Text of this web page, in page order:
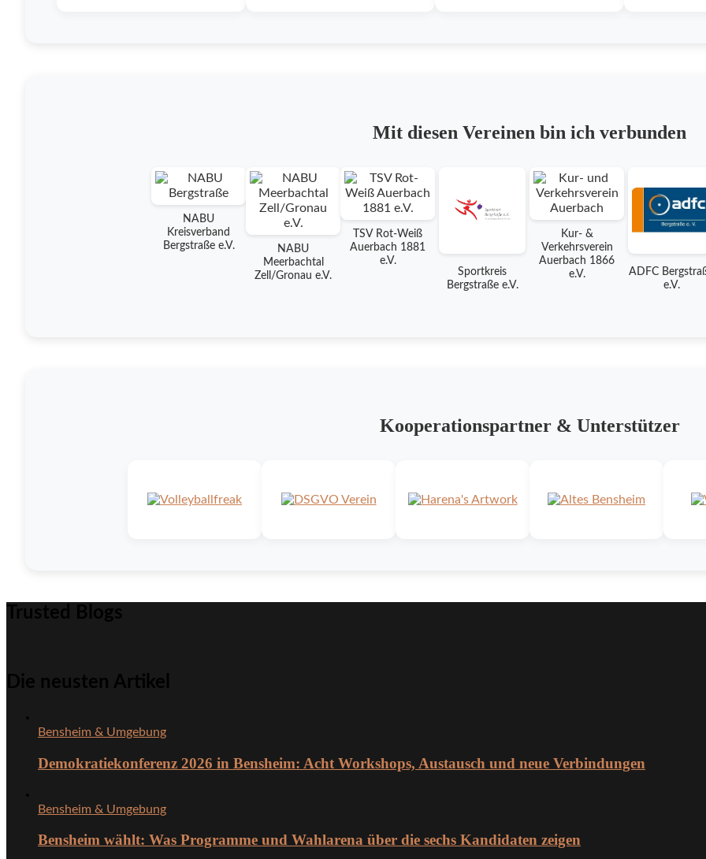
Mit diesen Vereinen bin ich verbunden
NABU
Kreisverband
Bergstraße e.V.
NABU
Meerbachtal
Zell/Gronau e.V.
TSV Rot-Weiß
Auerbach 1881
e.V.
Sportkreis
Bergstraße e.V.
Kur- &
Verkehrsverein
Auerbach 1866
e.V.
ADFC
e.V.
Kooperationspartner & Unterstützer
Trusted Blogs
Die neusten Artikel
Bensheim & Umgebung
Demokratiekonferenz 2026 in Bensheim: Acht Workshops, Austausch und neue Verbindungen
Bensheim & Umgebung
Bensheim wählt: Was Programme und Wahlarena über die sechs Kandidaten zeigen